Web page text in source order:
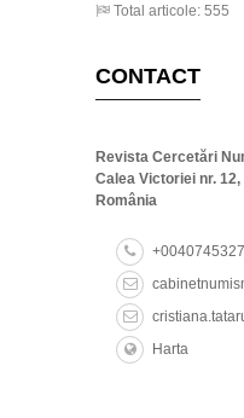
Total articole: 555
CONTACT
Revista Cercetări
Calea Victoriei nr.
România
Harta